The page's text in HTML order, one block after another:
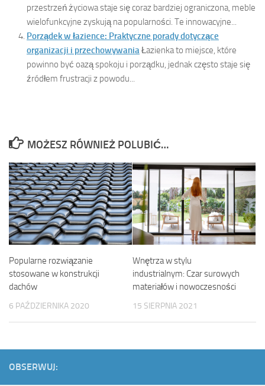
przestrzeń życiowa staje się coraz bardziej ograniczona, meble
wielofunkcyjne zyskują na popularności. Te innowacyjne...
Porządek w łazience: Praktyczne porady dotyczące
organizacji i przechowywaniaŁazienka to miejsce, które
powinno być oazą spokoju i porządku, jednak często staje się
źródłem frustracji z powodu...
MOŻESZ RÓWNIEŻ POLUBIĆ…
Popularne rozwiązanie
stosowane w konstrukcji
dachów
6 PAŹDZIERNIKA 2020
Wnętrza w stylu
industrialnym: Czar surowych
materiałów i nowoczesności
15 SIERPNIA 2021
OBSERWUJ: